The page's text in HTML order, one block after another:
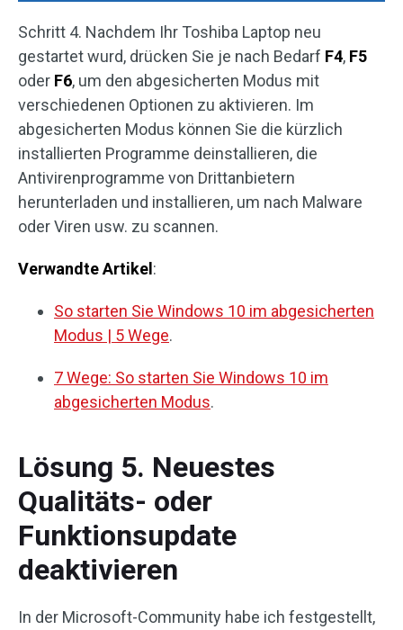
Schritt 4. Nachdem Ihr Toshiba Laptop neu
gestartet wurd, drücken Sie je nach Bedarf F4, F5
oder F6, um den abgesicherten Modus mit
verschiedenen Optionen zu aktivieren. Im
abgesicherten Modus können Sie die kürzlich
installierten Programme deinstallieren, die
Antivirenprogramme von Drittanbietern
herunterladen und installieren, um nach Malware
oder Viren usw. zu scannen.
Verwandte Artikel:
So starten Sie Windows 10 im abgesicherten
Modus | 5 Wege.
7 Wege: So starten Sie Windows 10 im
abgesicherten Modus.
Lösung 5. Neuestes
Qualitäts- oder
Funktionsupdate
deaktivieren
In der Microsoft-Community habe ich festgestellt,